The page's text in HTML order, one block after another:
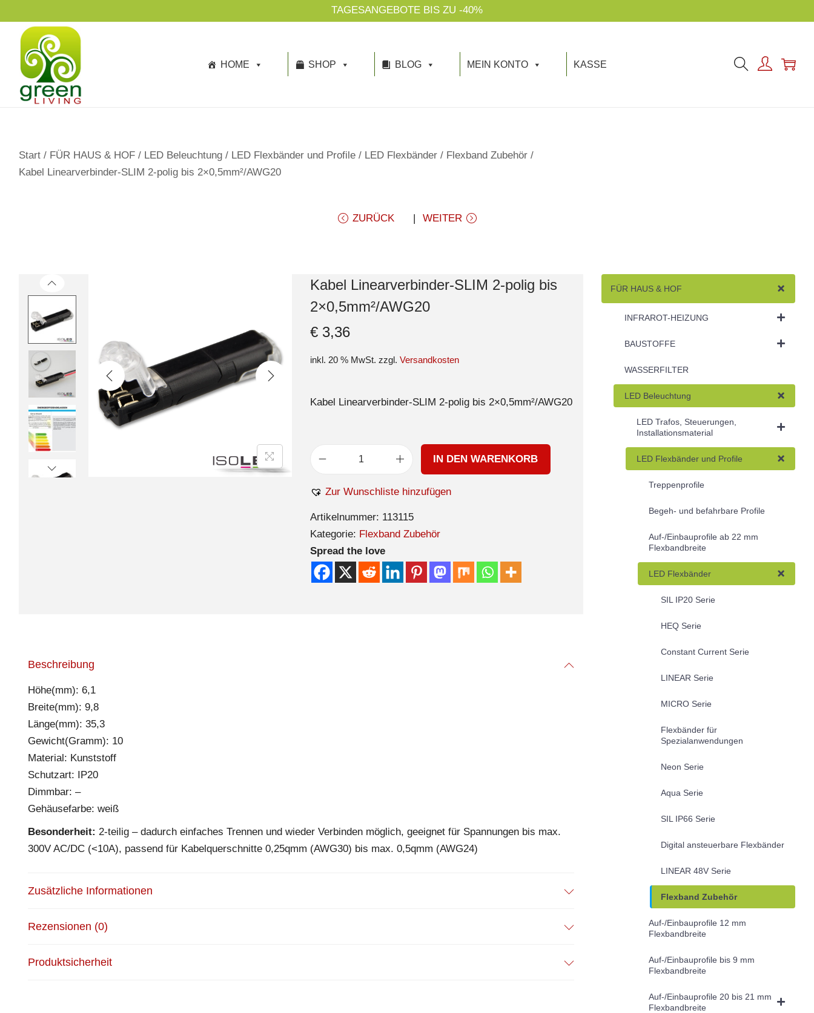
p
TAGESANGEBOTE BIS ZU -40%
HOME SHOP BLOG MEIN KONTO KASSE
Start / FÜR HAUS & HOF / LED Beleuchtung / LED Flexbänder und Profile / LED Flexbänder / Flexband Zubehör /
Kabel Linearverbinder-SLIM 2-polig bis 2×0,5mm²/AWG20
ZURÜCK WEITER
Kabel Linearverbinder-SLIM 2-polig bis
2×0,5mm²/AWG20
€3,36
inkl. 20 % MwSt. zzgl. Versandkosten
Kabel Linearverbinder-SLIM 2-polig bis 2×0,5mm²/AWG20
IN DEN WARENKORB
Zur Wunschliste hinzufügen
Artikelnummer: 113115
Kategorie: Flexband Zubehör
Spread the love
Beschreibung
Höhe(mm): 6,1
Breite(mm): 9,8
Länge(mm): 35,3
Gewicht(Gramm): 10
Material: Kunststoff
Schutzart: IP20
Dimmbar: –
Gehäusefarbe: weiß
Besonderheit: 2-teilig – dadurch einfaches Trennen und wieder Verbinden möglich, geeignet für Spannungen bis max.
300V AC/DC (<10A), passend für Kabelquerschnitte 0,25qmm (AWG30) bis max. 0,5qmm (AWG24)
Zusätzliche Informationen
Rezensionen (0)
Produktsicherheit
FÜR HAUS & HOF
INFRAROT-HEIZUNG
BAUSTOFFE
WASSERFILTER
LED Beleuchtung
LED Trafos, Steuerungen,
Installationsmaterial
LED Flexbänder und Profile
Treppenprofile
Begeh- und befahrbare Profile
Auf-/Einbauprofile ab 22 mm
Flexbandbreite
LED Flexbänder
SIL IP20 Serie
HEQ Serie
Constant Current Serie
LINEAR Serie
MICRO Serie
Flexbänder für
Spezialanwendungen
Neon Serie
Aqua Serie
SIL IP66 Serie
Digital ansteuerbare Flexbänder
LINEAR 48V Serie
Flexband Zubehör
Auf-/Einbauprofile 12 mm
Flexbandbreite
Auf-/Einbauprofile bis 9 mm
Flexbandbreite
Auf-/Einbauprofile 20 bis 21 mm
Flexbandbreite